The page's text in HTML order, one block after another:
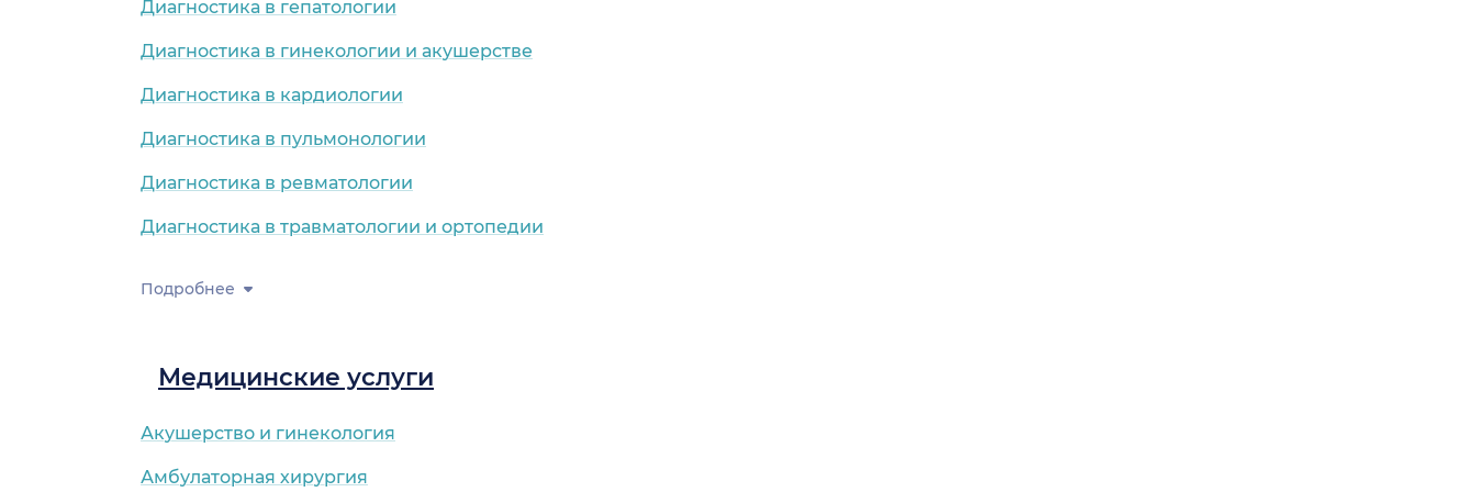
Диагностика в гепатологии
Диагностика в гинекологии и акушерстве
Диагностика в кардиологии
Диагностика в пульмонологии
Диагностика в ревматологии
Диагностика в травматологии и ортопедии
Подробнее
Медицинские услуги
Акушерство и гинекология
Амбулаторная хирургия